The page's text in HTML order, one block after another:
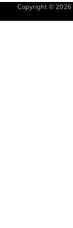
Copyright © 2026